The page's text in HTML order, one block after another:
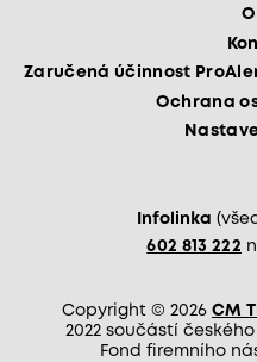
Zaručená účinnost
Ochrana
Infolinka
602 813 222
Copyright © 2026 CM
2022 součástí
Fond firemního